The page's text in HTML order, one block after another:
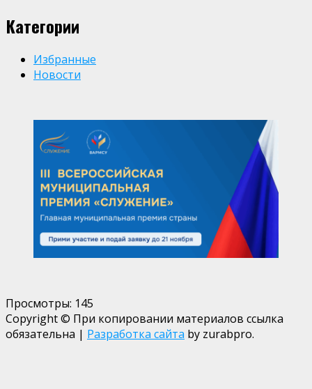
Категории
Избранные
Новости
Просмотры: 145
Copyright © При копировании материалов ссылка
обязательна | Разработка сайта by zurabpro.